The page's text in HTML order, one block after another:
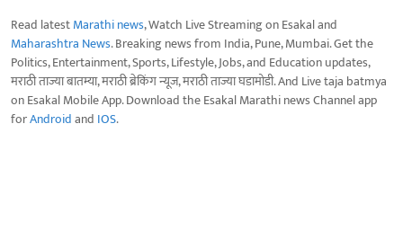
Read latestMarathi news, Watch Live Streaming on Esakal and
Maharashtra News. Breaking news from India, Pune, Mumbai. Get the
Politics, Entertainment, Sports, Lifestyle, Jobs, and Education updates,
मराठी ताज्या बातम्या, मराठी ब्रेकिंग न्यूज, मराठी ताज्या घडामोडी. And Live taja batmya
on Esakal Mobile App. Download the Esakal Marathi news Channel app
forAndroidand IOS.